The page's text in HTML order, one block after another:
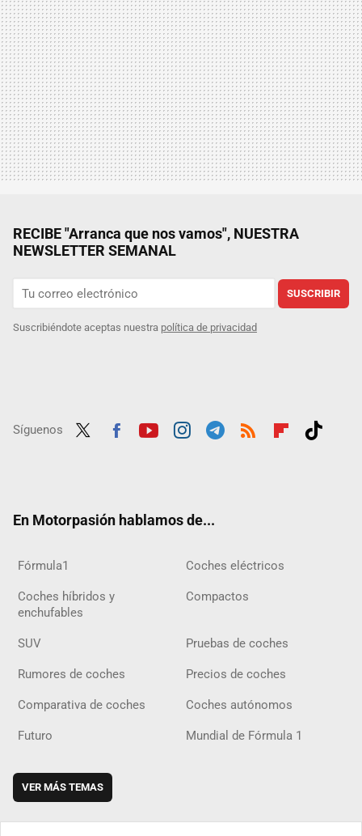
RECIBE "Arranca que nos vamos", NUESTRA
NEWSLETTER SEMANAL
SUSCRIBIR
Suscribiéndote aceptas nuestra política de privacidad
Síguenos
En Motorpasión hablamos de...
Fórmula1 Coches eléctricos
Coches híbridos y
enchufables
Compactos
SUV Pruebas de coches
Rumores de coches Precios de coches
Comparativa de coches Coches autónomos
Futuro Mundial de Fórmula 1
VER MÁS TEMAS